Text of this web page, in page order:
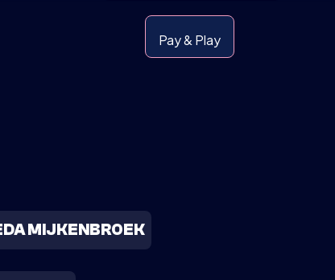
Pay & Play
MIJKENBROEK